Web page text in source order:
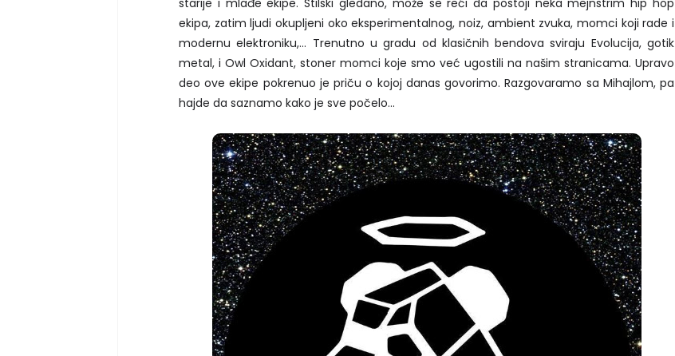
ekipa, zatim ljudi okupljeni oko eksperimentalnog, noiz, ambient zvuka, momci koji rade i
modernu elektroniku,... Trenutno u gradu od klasičnih bendova sviraju Evolucija, gotik
metal, i Owl Oxidant, stoner momci koje smo već ugostili na našim stranicama. Upravo
deo ove ekipe pokrenuo je priču o kojoj danas govorimo. Razgovaramo sa Mihajlom, pa
hajde da saznamo kako je sve počelo...